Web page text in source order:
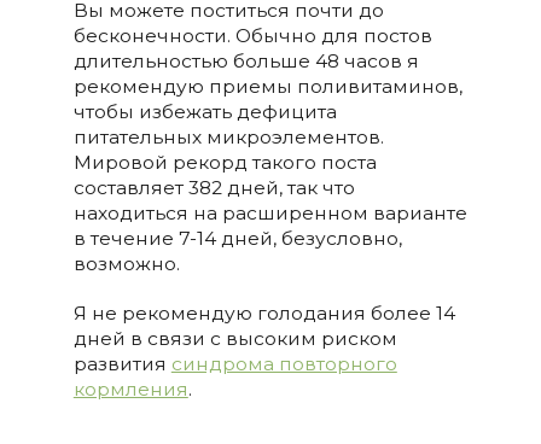
Вы можете поститься почти до
бесконечности. Обычно для постов
длительностью больше 48 часов я
рекомендую приемы поливитаминов,
чтобы избежать дефицита
питательных микроэлементов.
Мировой рекорд такого поста
составляет 382 дней, так что
находиться на расширенном варианте
в течение 7-14 дней, безусловно,
возможно.
Я не рекомендую голодания более 14
дней в связи с высоким риском
развития синдрома повторного
кормления.